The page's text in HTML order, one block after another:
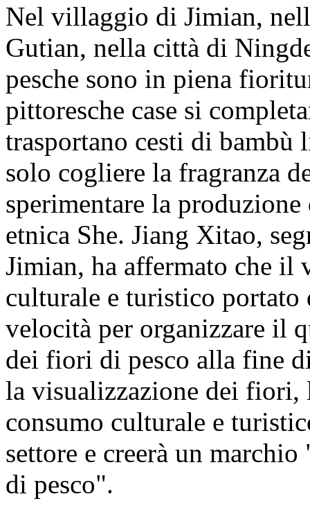
Nel villaggio di Jimian,
Gutian, nella città di
pesche sono in piena
pittoresche case si
trasportano cesti di bambù
solo cogliere la fragranza
sperimentare la
etnica She. Jiang Xitao,
Jimian, ha affermato che
culturale e turistico
velocità per organizzare il
dei fiori di pesco alla fine
la visualizzazione dei fiori,
consumo culturale e
settore e creerà un
di pesco".